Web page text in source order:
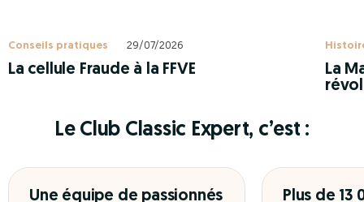
Conseils pratiques 29/07/2026
La cellule Fraude à la FFVE
La
Le Club Classic Expert, c’est :
Une équipe de passionnés
Plus de 13